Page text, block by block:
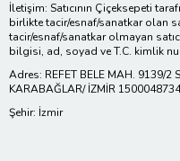
İletişim: Satıcının Çiçeksepeti
birlikte tacir/esnaf/sanatkar olan
tacir/esnaf/sanatkar olmayan
bilgisi, ad, soyad ve T.C. kimlik
Adres: REFET BELE MAH. 9139/2
KARABAĞLAR/ İZMİR
Şehir: İzmir